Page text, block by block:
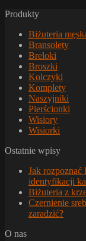
Produkty
Biżuteria
Bransolety
Breloki
Broszki
Kolczyki
Komplety
Naszyjniki
Pierścionki
Wisiory
Wisiorki
Ostatnie wpisy
Jak
identyfikacji
Biżuteria z
Czernienie
zaradzić?
O nas